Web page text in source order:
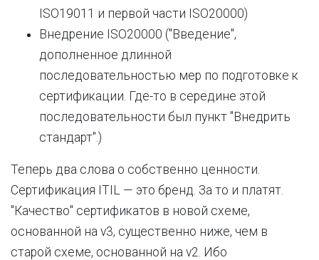
ISO19011 и первой части ISO20000)
Внедрение ISO20000 ("Введение",
дополненное длинной
последовательностью мер по подготовке к
сертификации. Где-то в середине этой
последовательности был пункт "Внедрить
стандарт".)
Теперь два слова о собственно ценности.
Сертификация ITIL — это бренд. За то и платят.
"Качество" сертификатов в новой схеме,
основанной на v3, существенно ниже, чем в
старой схеме, основанной на v2. Ибо